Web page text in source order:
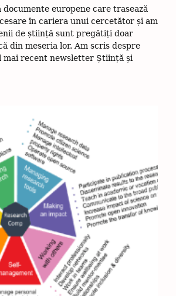
documente europene care trasează
în cariera unui cercetător și am
de știință sunt pregătiți doar
din meseria lor. Am scris despre
mai recent newsletter Știință și